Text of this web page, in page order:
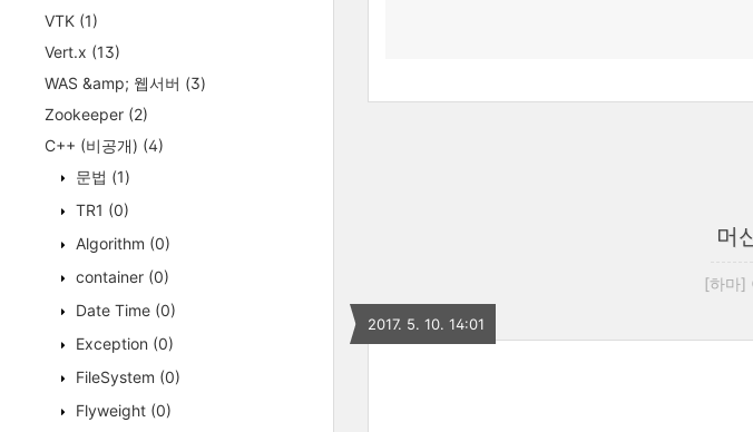
VTK (1)
Vert.x (13)
WAS &amp; 웹서버 (3)
Zookeeper (2)
C++ (비공개) (4)
문법 (1)
TR1 (0)
Algorithm (0)
container (0)
Date Time (0)
Exception (0)
FileSystem (0)
Flyweight (0)
머
[하마]
2017. 5. 10. 14:01